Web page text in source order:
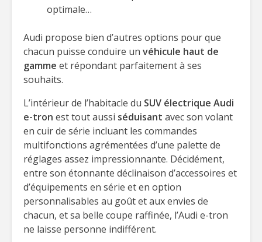
optimale…
Audi propose bien d’autres options pour que
chacun puisse conduire un véhicule haut de
gamme et répondant parfaitement à ses
souhaits.
L’intérieur de l’habitacle du SUV électrique Audi
e-tron est tout aussi séduisant avec son volant
en cuir de série incluant les commandes
multifonctions agrémentées d’une palette de
réglages assez impressionnante. Décidément,
entre son étonnante déclinaison d’accessoires et
d’équipements en série et en option
personnalisables au goût et aux envies de
chacun, et sa belle coupe raffinée, l’Audi e-tron
ne laisse personne indifférent.